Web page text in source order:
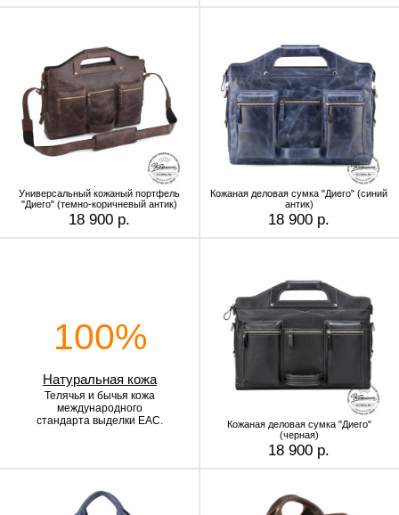
Универсальный кожаный портфель
"Диего" (темно-коричневый антик)
18 900 р.
Кожаная деловая сумка "Диего" (синий
антик)
18 900 р.
100%
Натуральная кожа
Телячья и бычья кожа
международного
стандарта выделки EAC.
Кожаная деловая сумка "Диего"
(черная)
18 900 р.